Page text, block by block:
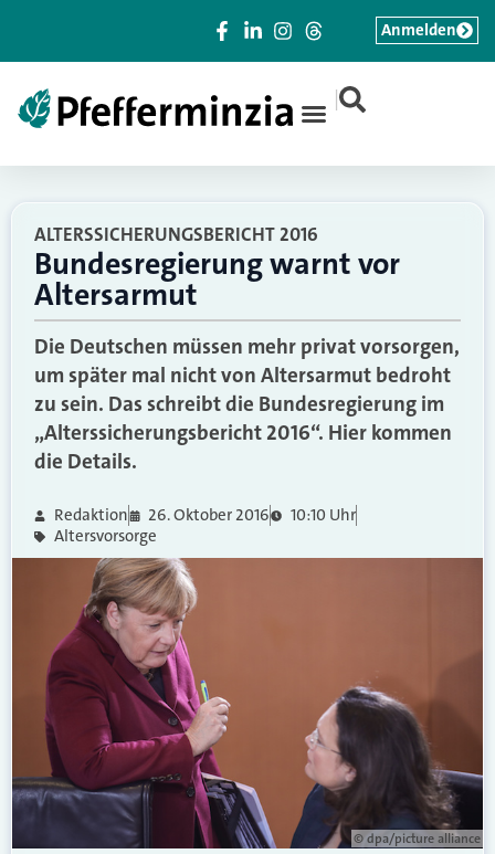
|
Anmelden
ALTERSSICHERUNGSBERICHT 2016
Bundesregierung warnt vor
Altersarmut
Die Deutschen müssen mehr privat vorsorgen,
um später mal nicht von Altersarmut bedroht
zu sein. Das schreibt die Bundesregierung im
„Alterssicherungsbericht 2016“. Hier kommen
die Details.
Redaktion 26. Oktober 2016
10:10 Uhr
Altersvorsorge
© dpa/picture alliance